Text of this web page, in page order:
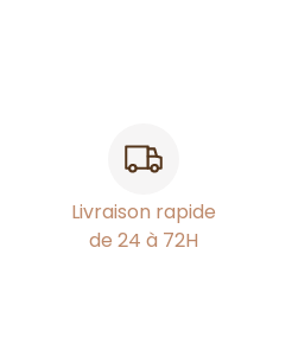
Livraison rapide
de 24 à 72H